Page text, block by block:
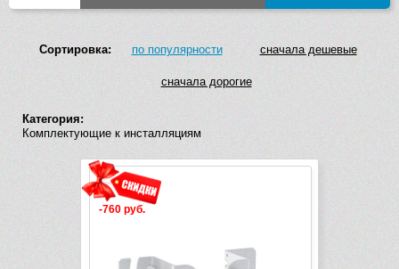
Сортировка: по популярности сначала дешевые
сначала дорогие
Категория:
Комплектующие к инсталляциям
-760 руб.